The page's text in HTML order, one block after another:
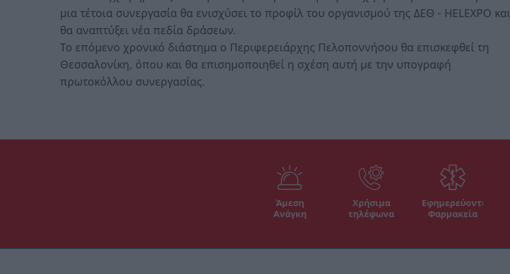
μια τέτοια συνεργασία θα ενισχύσει το προφίλ του οργανισμού της ΔΕΘ - HELEXPO και
θα αναπτύξει νέα πεδία δράσεων.
Το επόμενο χρονικό διάστημα ο Περιφερειάρχης Πελοποννήσου θα επισκεφθεί τη
Θεσσαλονίκη, όπου και θα επισημοποιηθεί η σχέση αυτή με την υπογραφή
πρωτοκόλλου συνεργασίας.
Άμεση
Ανάγκη
Χρήσιμα
τηλέφωνα
Εφημερεύοντα
Φαρμακεία